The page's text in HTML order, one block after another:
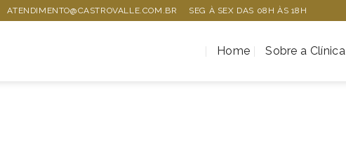
ATENDIMENTO@CASTROVALLE.COM.BR SEG À SEX DAS 08H ÀS 18H
Home Sobre a Clínica